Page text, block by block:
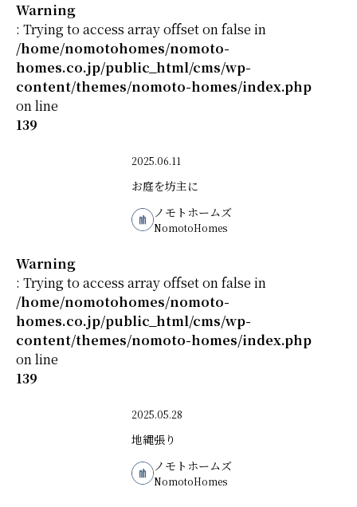
Warning
: Trying to access array offset on false in
/home/nomotohomes/nomoto-
homes.co.jp/public_html/cms/wp-
content/themes/nomoto-homes/index.php
on line
139
2025.06.11
お庭を坊主に
ノモトホームズ
NomotoHomes
Warning
: Trying to access array offset on false in
/home/nomotohomes/nomoto-
homes.co.jp/public_html/cms/wp-
content/themes/nomoto-homes/index.php
on line
139
2025.05.28
地縄張り
ノモトホームズ
NomotoHomes